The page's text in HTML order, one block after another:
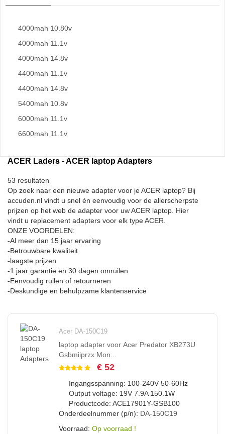
4000mah 10.80v
4000mah 11.1v
4000mah 14.8v
4400mah 11.1v
4400mah 14.8v
5400mah 10.8v
6000mah 11.1v
6600mah 11.1v
ACER Laders - ACER laptop Adapters
53 resultaten
Op zoek naar een nieuwe adapter voor je ACER laptop? Bij
accuden.nl vindt u snel én eenvoudig voor de allerscherpste
prijzen op het web de adapter voor uw ACER laptop. Hier
vindt u replacement adapters voor elk type ACER.
ONZE VOORDELEN:
-Al meer dan 15 jaar ervaring
-Betrouwbare kwaliteit
-laagste prijzen
-1 jaar garantie en 30 dagen omruilen
-Eenvoudig ruilen of retourneren
-Deskundige en behulpzame klantenservice
Acer DA-150C19
laptop adapter voor Acer Predator XB273U
Gsbmiiprzx Mon...
€ 52
Ingangsspanning: 100-240V 50-60Hz
Output voltage: 19V 7.9A 150.1W
Productcode: ACE17901Y-GSB100
Onderdeelnummer (p/n): DA-150C19
Voorraad: Op voorraad !